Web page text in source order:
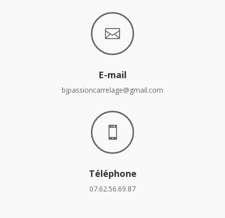

E-mail
bjpassioncarrelage@gmail.com

Téléphone
07.62.56.69.87